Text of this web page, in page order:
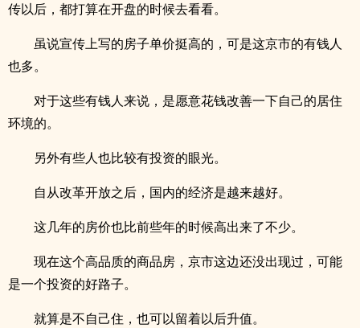
传以后，都打算在开盘的时候去看看。
虽说宣传上写的房子单价挺高的，可是这京市的有钱人
也多。
对于这些有钱人来说，是愿意花钱改善一下自己的居住
环境的。
另外有些人也比较有投资的眼光。
自从改革开放之后，国内的经济是越来越好。
这几年的房价也比前些年的时候高出来了不少。
现在这个高品质的商品房，京市这边还没出现过，可能
是一个投资的好路子。
就算是不自己住，也可以留着以后升值。